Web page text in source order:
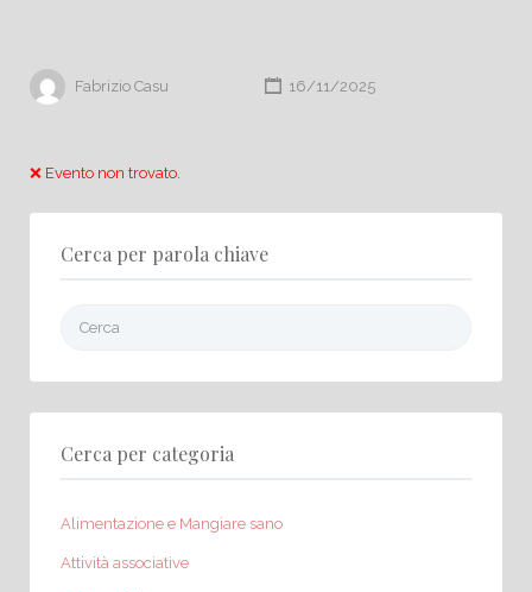
Fabrizio Casu 16/11/2025
❌ Evento non trovato.
Cerca per parola chiave
Cerca per categoria
Alimentazione e Mangiare sano
Attività associative